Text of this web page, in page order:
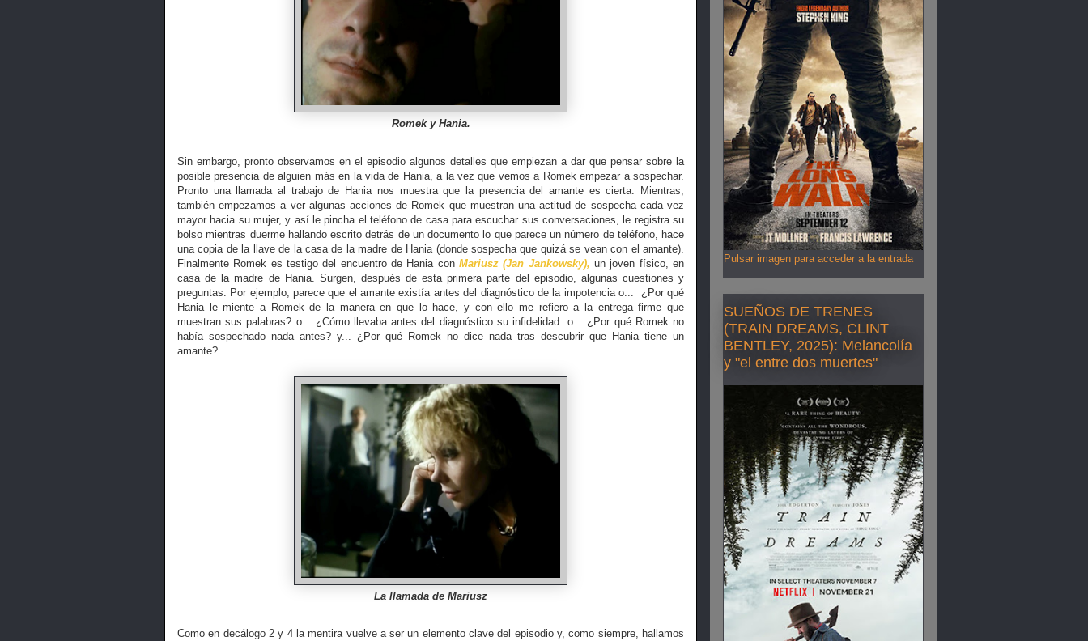
Romek y Hania.
Sin embargo, pronto observamos en el episodio algunos detalles que empiezan a dar que pensar sobre la
posible presencia de alguien más en la vida de Hania, a la vez que vemos a Romek empezar a sospechar.
Pronto una llamada al trabajo de Hania nos muestra que la presencia del amante es cierta. Mientras,
también empezamos a ver algunas acciones de Romek que muestran una actitud de sospecha cada vez
mayor hacia su mujer, y así le pincha el teléfono de casa para escuchar sus conversaciones, le registra su
bolso mientras duerme hallando escrito detrás de un documento lo que parece un número de teléfono, hace
una copia de la llave de la casa de la madre de Hania (donde sospecha que quizá se vean con el amante).
Finalmente Romek es testigo del encuentro de Hania con Mariusz (Jan Jankowsky), un joven físico, en
casa de la madre de Hania. Surgen, después de esta primera parte del episodio, algunas cuestiones y
preguntas. Por ejemplo, parece que el amante existía antes del diagnóstico de la impotencia o... ¿Por qué
Hania le miente a Romek de la manera en que lo hace, y con ello me refiero a la entrega firme que
muestran sus palabras? o... ¿Cómo llevaba antes del diagnóstico su infidelidad o... ¿Por qué Romek no
había sospechado nada antes? y... ¿Por qué Romek no dice nada tras descubrir que Hania tiene un
amante?
La llamada de Mariusz
Como en decálogo 2 y 4 la mentira vuelve a ser un elemento clave del episodio y, como siempre, hallamos
Pulsar imagen para acceder a la entrada
SUEÑOS DE TRENES
(TRAIN DREAMS, CLINT
BENTLEY, 2025): Melancolía
y "el entre dos muertes"